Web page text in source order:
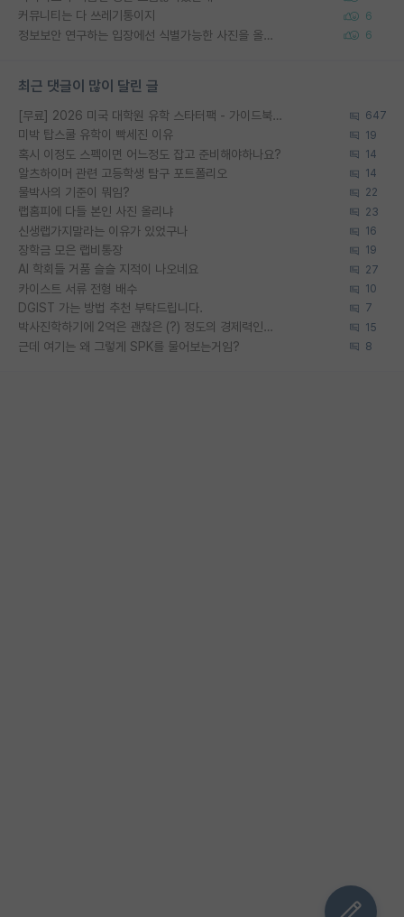
커뮤니티는 다 쓰레기통이지 6
정보보안 연구하는 입장에선 식별가능한 사진을 올리는건 비추이긴함 6
최근 댓글이 많이 달린 글
[무료] 2026 미국 대학원 유학 스타터팩 - 가이드북 & 합격자 컨택메일 템플릿 647
미박 탑스쿨 유학이 빡세진 이유 19
혹시 이정도 스펙이면 어느정도 잡고 준비해야하나요? 14
알츠하이머 관련 고등학생 탐구 포트폴리오 14
물박사의 기준이 뭐임? 22
랩홈피에 다들 본인 사진 올리냐 23
신생랩가지말라는 이유가 있었구나 16
장학금 모은 랩비통장 19
AI 학회들 거품 슬슬 지적이 나오네요 27
카이스트 서류 전형 배수 10
DGIST 가는 방법 추천 부탁드립니다. 7
박사진학하기에 2억은 괜찮은 (?) 정도의 경제력인가요 15
근데 여기는 왜 그렇게 SPK를 물어보는거임? 8